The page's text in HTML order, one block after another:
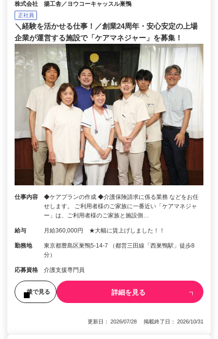
株式会社 揚工舎／ヨウコーキャッスル巣鴨
正社員
＼経験を活かせる仕事！／創業24周年・安心安定の上場
企業が運営する施設で「ケアマネジャー」を募集！
仕事内容
◆ケアプランの作成 ◆介護保険請求に係る業務 などをお任
せします。 ご利用者様のご家族に一番近い「ケアマネジャ
ー」は、ご利用者様のご家族と施設側…
給与 月給360,000円 ★大幅に賃上げしました！！
勤務地
東京都豊島区巣鴨5-14-7 （都営三田線「西巣鴨駅」徒歩8
分）
応募資格 介護支援専門員
後で見る 詳細を見る
更新日： 2026/07/28 掲載終了日： 2026/10/31